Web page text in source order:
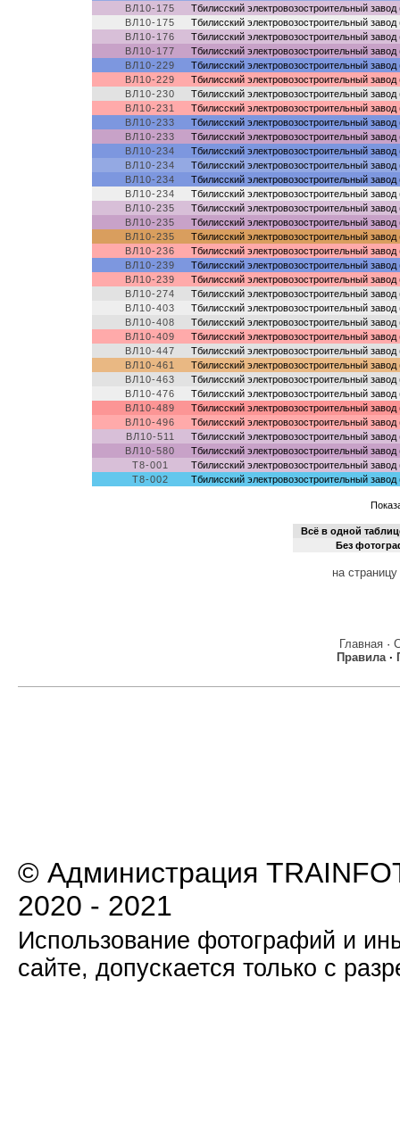
ВЛ10-175
Тбилисский электровозостроительный завод
ВЛ10-175
Тбилисский электровозостроительный завод
ВЛ10-176
Тбилисский электровозостроительный завод
ВЛ10-177
Тбилисский электровозостроительный завод
ВЛ10-229
Тбилисский электровозостроительный завод
ВЛ10-229
Тбилисский электровозостроительный завод
ВЛ10-230
Тбилисский электровозостроительный завод
ВЛ10-231
Тбилисский электровозостроительный завод
ВЛ10-233
Тбилисский электровозостроительный завод
ВЛ10-233
Тбилисский электровозостроительный завод
ВЛ10-234
Тбилисский электровозостроительный завод
ВЛ10-234
Тбилисский электровозостроительный завод
ВЛ10-234
Тбилисский электровозостроительный завод
ВЛ10-234
Тбилисский электровозостроительный завод
ВЛ10-235
Тбилисский электровозостроительный завод
ВЛ10-235
Тбилисский электровозостроительный завод
ВЛ10-235
Тбилисский электровозостроительный завод
ВЛ10-236
Тбилисский электровозостроительный завод
ВЛ10-239
Тбилисский электровозостроительный завод
ВЛ10-239
Тбилисский электровозостроительный завод
ВЛ10-274
Тбилисский электровозостроительный завод
ВЛ10-403
Тбилисский электровозостроительный завод
ВЛ10-408
Тбилисский электровозостроительный завод
ВЛ10-409
Тбилисский электровозостроительный завод
ВЛ10-447
Тбилисский электровозостроительный завод
ВЛ10-461
Тбилисский электровозостроительный завод
ВЛ10-463
Тбилисский электровозостроительный завод
ВЛ10-476
Тбилисский электровозостроительный завод
ВЛ10-489
Тбилисский электровозостроительный завод
ВЛ10-496
Тбилисский электровозостроительный завод
ВЛ10-511
Тбилисский электровозостроительный завод
ВЛ10-580
Тбилисский электровозостроительный завод
Т8-001
Тбилисский электровозостроительный завод
Т8-002
Тбилисский электровозостроительный завод
Всё в одной
Без
на
Главная·
Правила·
© Администрация
2020 - 2021
Использование фотографий и
сайте, допускается только с